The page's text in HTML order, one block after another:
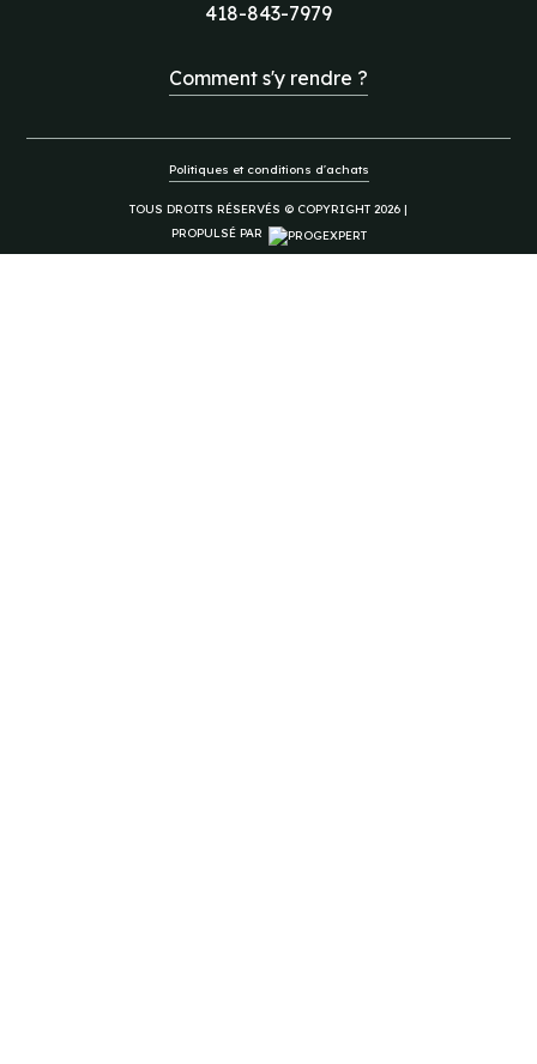
418-843-7979
Comment s'y rendre ?
Politiques et conditions d'achats
TOUS DROITS RÉSERVÉS © COPYRIGHT 2026 |
PROPULSÉ PAR